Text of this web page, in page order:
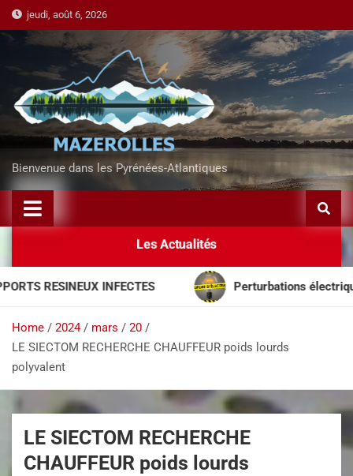
jeudi, août 6, 2026
Bienvenue dans les Pyrénées-Atlantiques
Les Actualités
RESINEUX INFECTES Perturbations électriques
Home 2024 mars
20
LE SIECTOM RECHERCHE CHAUFFEUR poids lourds
polyvalent
LE SIECTOM RECHERCHE
CHAUFFEUR poids lourds